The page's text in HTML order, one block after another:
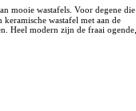
mooie wastafels. Voor degene die
wastafel met aan de
Heel modern zijn de fraai ogende,